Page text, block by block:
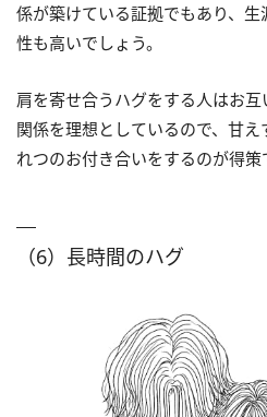
係が築けている証拠でもあり、
性も高いでしょう。
肩を寄せ合うハグをする人はお
関係を理想としているので、甘
れつのお付き合いをするのが得策
（6）長時間のハグ